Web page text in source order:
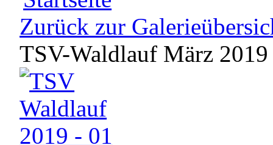
Zurück zur
TSV-Waldlauf März 2019